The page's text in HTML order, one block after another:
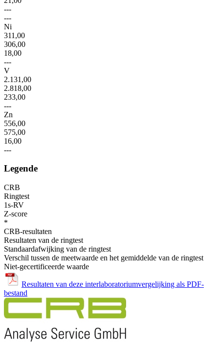
---
---
Ni
311,00
306,00
18,00
---
V
2.131,00
2.818,00
233,00
---
Zn
556,00
575,00
16,00
---
Legende
CRB
Ringtest
1s-RV
Z-score
*
CRB-resultaten
Resultaten van de ringtest
Standaardafwijking van de ringtest
Verschil tussen de meetwaarde en het gemiddelde van de ringtest
Niet-gecertificeerde waarde
Resultaten van deze interlaboratoriumvergelijking als PDF-
bestand